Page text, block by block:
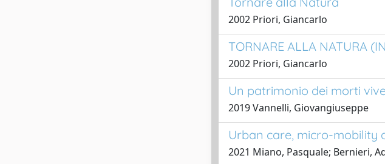
2002 Priori, Giancarlo
TORNARE ALLA NATURA
2002 Priori, Giancarlo
Un patrimonio dei morti
2019 Vannelli, Giovangiuseppe
Urban care, micro-mobility
2021 Miano, Pasquale; Bernieri,